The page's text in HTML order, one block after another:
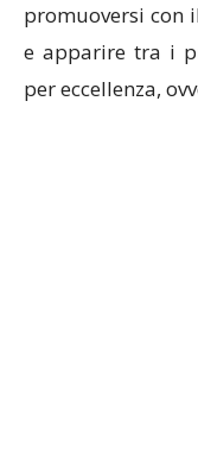
promuoversi con
e apparire tra i
per eccellenza,